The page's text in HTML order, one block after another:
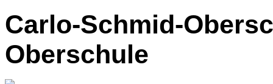
Carlo-Schmid-
Oberschule